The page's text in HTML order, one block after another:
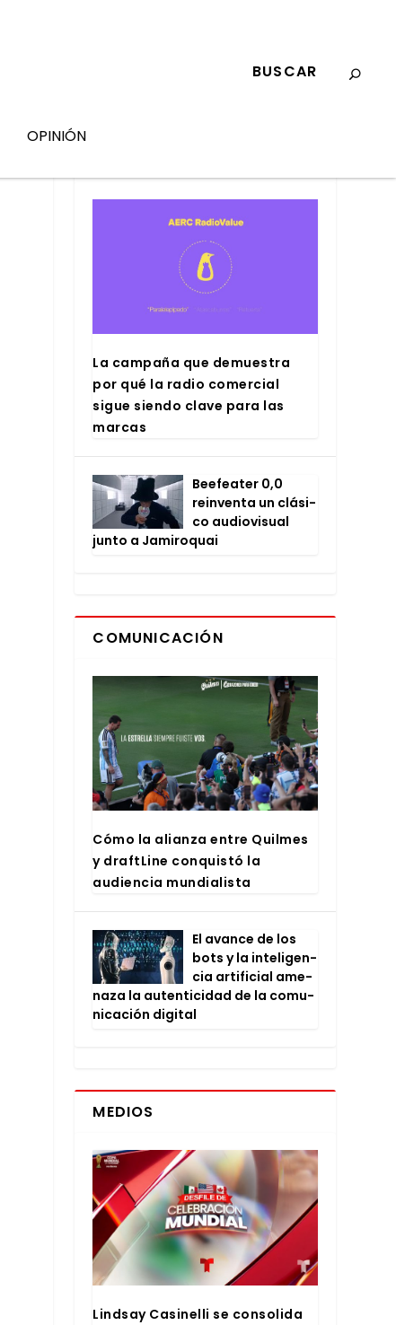
OPINIÓN
La cam­pa­ña que demues­tra
por qué la radio comer­cial
sigue sien­do cla­ve para las
mar­cas
Bee­fea­ter 0,0
rein­ven­ta un clá­si­
co audio­vi­sual
jun­to a Jami­ro­quai
COMUNICACIÓN
Cómo la alian­za entre Quil­mes
y draftLi­ne con­quis­tó la
audien­cia mun­dia­lis­ta
El avan­ce de los
bots y la inte­li­gen­
cia arti­fi­cial ame­
na­za la auten­ti­ci­dad de la comu­
ni­ca­ción digi­tal
MEDIOS
Lind­say Casi­ne­lli se con­so­li­da